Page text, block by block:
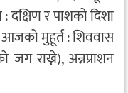
दक्षिण र पाशको दिशा
आजको मुहूर्त : शिववास
जग राख्ने), अन्नप्राशन